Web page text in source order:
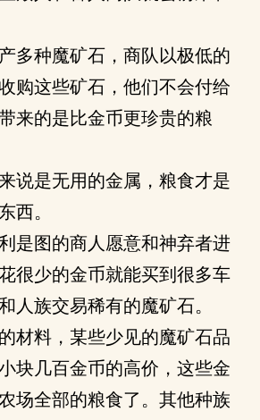
多种魔矿石，商队以极低的
购这些矿石，他们不会付给
来的是比金币更珍贵的粮
说是无用的金属，粮食才是
西。
是图的商人愿意和神弃者进
很少的金币就能买到很多车
人族交易稀有的魔矿石。
材料，某些少见的魔矿石品
块几百金币的高价，这些金
场全部的粮食了。其他种族